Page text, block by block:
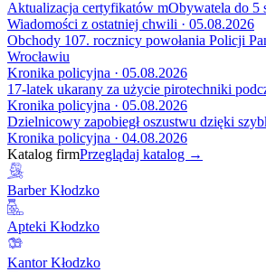
Aktualizacja certyfikatów mObywatela do 5
Wiadomości z ostatniej chwili · 05.08.2026
Obchody 107. rocznicy powołania Policji
Wrocławiu
Kronika policyjna · 05.08.2026
17-latek ukarany za użycie pirotechniki
Kronika policyjna · 05.08.2026
Dzielnicowy zapobiegł oszustwu dzięki
Kronika policyjna · 04.08.2026
Katalog firmPrzeglądaj katalog →
Barber Kłodzko
Apteki Kłodzko
Kantor Kłodzko